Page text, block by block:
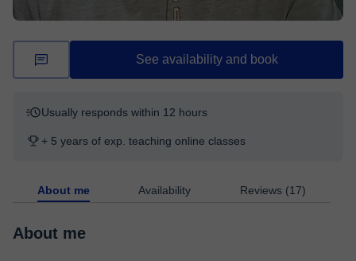
lesson
See availability and book
Usually responds within 12 hours
+ 5 years of exp. teaching online classes
About me Availability Reviews (17)
About me